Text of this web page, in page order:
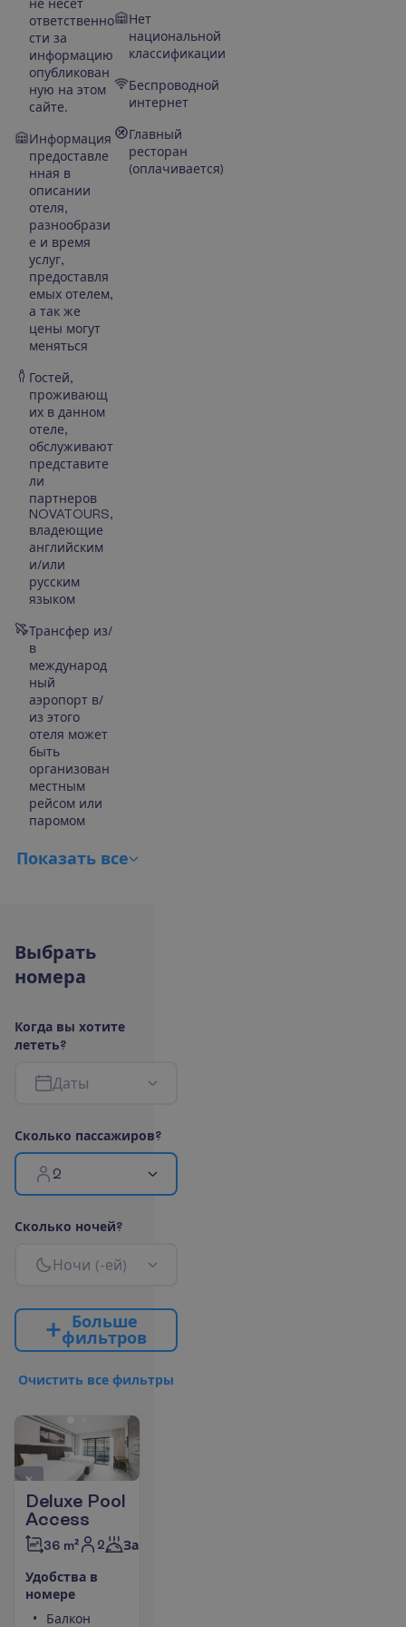
не несёт
ответственно
сти за
информацию
опубликован
ную на этом
сайте.
Информация
предоставле
нная в
описании
отеля,
разнообрази
е и время
услуг,
предоставля
емых отелем,
а так же
цены могут
меняться
Гостей,
проживающ
их в данном
отеле,
обслуживают
представите
ли
партнеров
NOVATOURS,
владеющие
английским
и/или
русским
языком
Трансфер из/
в
международ
ный
аэропорт в/
из этого
отеля может
быть
организован
местным
рейсом или
паромом
Нет
национальной
классификации
Беспроводной
интернет
Главный
ресторан
(оплачивается)
Показать все
Выбрать
номера
Когда вы хотите
лететь?
Даты
Сколько пассажиров?
2
Сколько ночей?
Ночи (-ей)
Больше
фильтров
Очистить все фильтры
Deluxe Pool
Access
36 m² 2 Завтраки
Удобства в
номере
Балкон